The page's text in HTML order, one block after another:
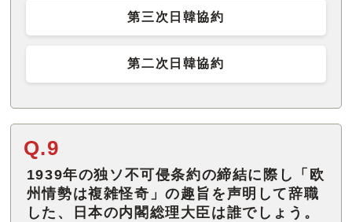
第三次日韓協約
第二次日韓協約
Q.9
1939年の独ソ不可侵条約の締結に際し「欧
州情勢は複雑怪奇」の趣旨を声明して辞職
した、日本の内閣総理大臣は誰でしょう。